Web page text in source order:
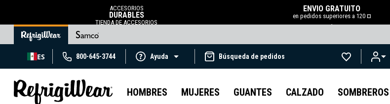
ACCESORIOS
DURABLES
TIENDA DE ACCESORIOS
ENVÍO GRATUITO
en pedidos superiores a 120 ¤
.
ES 800-645-3744 Ayuda Búsqueda de pedidos
HOMBRES MUJERES GUANTES CALZADO SOMBREROS